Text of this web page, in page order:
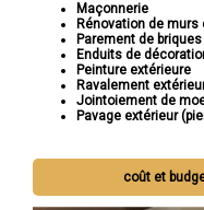
Maçonnerie
Rénovation de murs
Parement de briques
Enduits de
Peinture extérieure
Ravalement
Jointoiement de
Pavage extérieur
coût et